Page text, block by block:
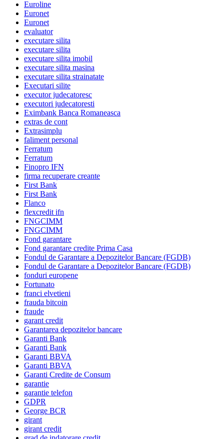
Euroline
Euronet
Euronet
evaluator
executare silita
executare silita
executare silita imobil
executare silita masina
executare silita strainatate
Executari silite
executor judecatoresc
executori judecatoresti
Eximbank Banca Romaneasca
extras de cont
Extrasimplu
faliment personal
Ferratum
Ferratum
Finopro IFN
firma recuperare creante
First Bank
First Bank
Flanco
flexcredit ifn
FNGCIMM
FNGCIMM
Fond garantare
Fond garantare credite Prima Casa
Fondul de Garantare a Depozitelor Bancare (FGDB)
Fondul de Garantare a Depozitelor Bancare (FGDB)
fonduri europene
Fortunato
franci elvetieni
frauda bitcoin
fraude
garant credit
Garantarea depozitelor bancare
Garanti Bank
Garanti Bank
Garanti BBVA
Garanti BBVA
Garanti Credite de Consum
garantie
garantie telefon
GDPR
George BCR
girant
girant credit